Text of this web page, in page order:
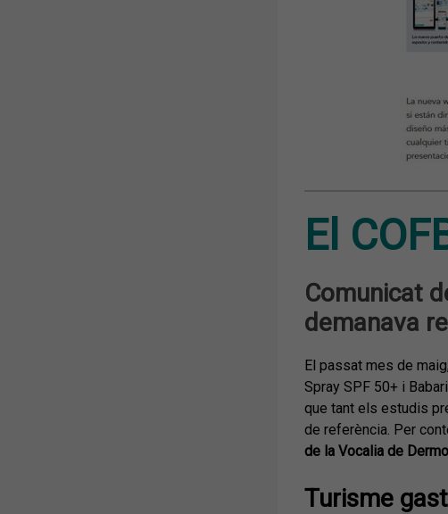
El
Comunicat
demanava
El passat mes de
Spray SPF 50+ i
que tant els estudis
de referència. Per
de la Vocalia de
Turisme